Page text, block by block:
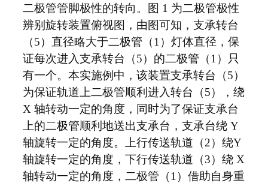
二极管管脚极性的转向。图 1 为二极管极性
辨别旋转装置俯视图，由图可知，支承转台
（5）直径略大于二极管（1）灯体直径，保
证每次进入支承转台（5）的二极管（1）只
有一个。本实施例中，该装置支承转台（5）
为保证轨道上二极管顺利进入转台（5），绕
X 轴转动一定的角度，同时为了保证支承台
上的二极管顺利地送出支承台，支承台绕 Y
轴旋转一定的角度。上行传送轨道（2）绕Y
轴旋转一定的角度，下行传送轨道（3）绕 X
轴转动一定的角度，二极管（1）借助自身重